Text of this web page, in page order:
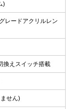
)
レードアクリルレン
換えスイッチ搭載
せん)